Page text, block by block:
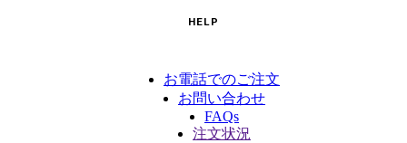
HELP
お電話でのご注文
お問い合わせ
FAQs
注文状況